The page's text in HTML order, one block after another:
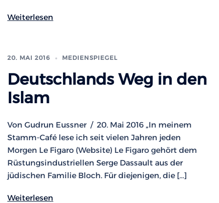
Weiterlesen
20. MAI 2016 MEDIENSPIEGEL
Deutschlands Weg in den
Islam
Von Gudrun Eussner / 20. Mai 2016 „In meinem
Stamm-Café lese ich seit vielen Jahren jeden
Morgen Le Figaro (Website) Le Figaro gehört dem
Rüstungsindustriellen Serge Dassault aus der
jüdischen Familie Bloch. Für diejenigen, die […]
Weiterlesen